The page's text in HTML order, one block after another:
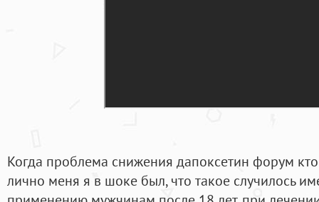
Когда проблема снижения дапоксетин форум
лично меня я в шоке был, что такое случилось